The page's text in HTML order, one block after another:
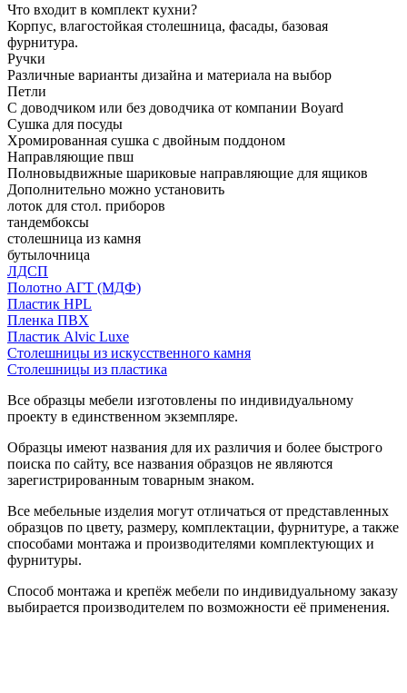
Что входит в комплект кухни?
Корпус, влагостойкая столешница, фасады, базовая
фурнитура.
Ручки
Различные варианты дизайна и материала на выбор
Петли
С доводчиком или без доводчика от компании Boyard
Сушка для посуды
Хромированная сушка с двойным поддоном
Направляющие пвш
Полновыдвижные шариковые направляющие для ящиков
Дополнительно можно установить
лоток для стол. приборов
тандембоксы
столешница из камня
бутылочница
ЛДСП
Полотно АГТ (МДФ)
Пластик HPL
Пленка ПВХ
Пластик Alvic Luxe
Столешницы из искусственного камня
Столешницы из пластика
Все образцы мебели изготовлены по индивидуальному
проекту в единственном экземпляре.
Образцы имеют названия для их различия и более быстрого
поиска по сайту, все названия образцов не являются
зарегистрированным товарным знаком.
Все мебельные изделия могут отличаться от представленных
образцов по цвету, размеру, комплектации, фурнитуре, а также
способами монтажа и производителями комплектующих и
фурнитуры.
Способ монтажа и крепёж мебели по индивидуальному заказу
выбирается производителем по возможности её применения.